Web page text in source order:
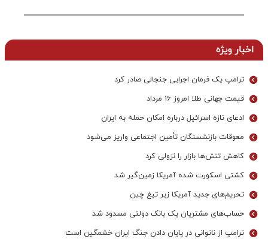
اخبار ویژه
ترامپ یک فرمان اجرایی جنجالی صادر کرد
قیمت جهانی طلا امروز ۱۶ مرداد
ادعای تازه اسرائیل درباره امکان حمله به ایران
معوقات بازنشستگان تأمین اجتماعی واریز می‌شود
کاهش تنش‌ها بازار را نزولی کرد
کشتی اسکورت شده آمریکا زمین‌گیر شد
تحریم‌های جدید آمریکا زیر تیغ چین
حساب‌های مشتریان یک بانک‌ دولتی مسدود شد
ترامپ از ناتوانی در پایان دادن جنگ ایران خشمگین است